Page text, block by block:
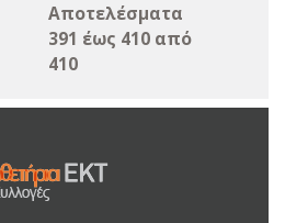
Αποτελέσματα
391 έως 410 από
410